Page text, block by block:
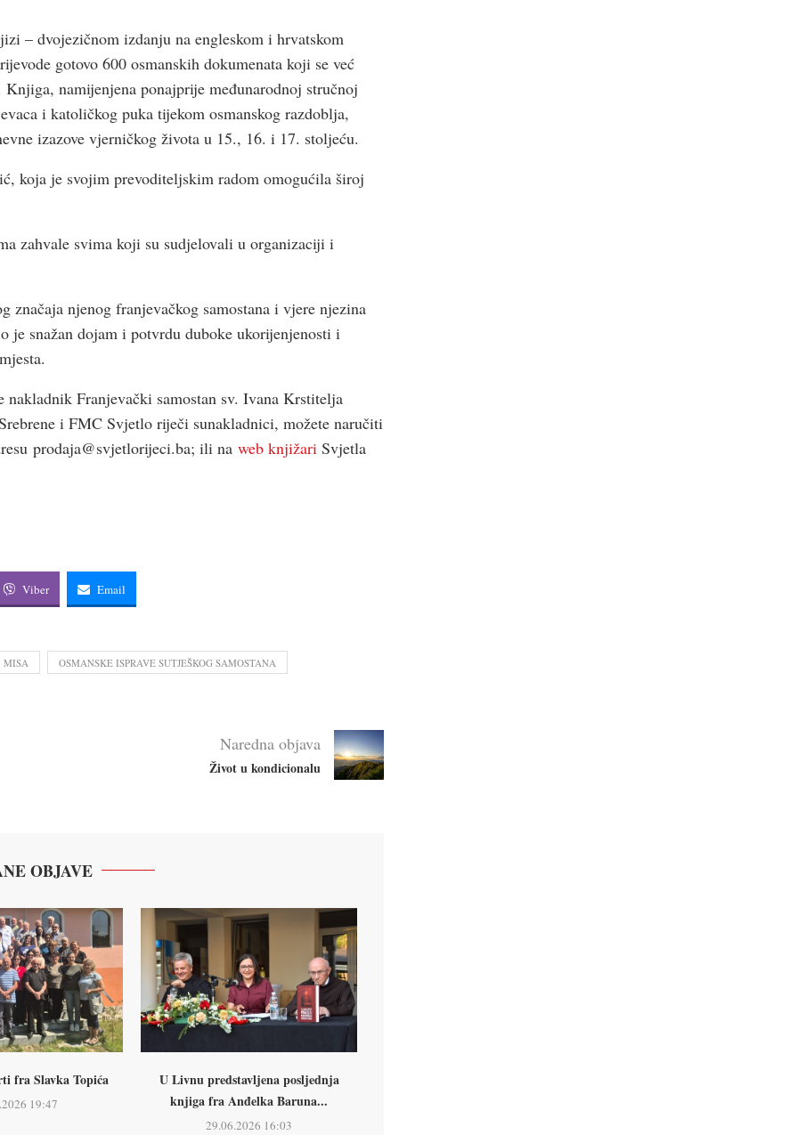
– dvojezičnom izdanju na engleskom i hrvatskom
gotovo 600 osmanskih dokumenata koji se već
namijenjena ponajprije međunarodnoj stručnoj
i katoličkog puka tijekom osmanskog razdoblja,
izazove vjerničkog života u 15., 16. i 17. stoljeću.
koja je svojim prevoditeljskim radom omogućila široj
zahvale svima koji su sudjelovali u organizaciji i
njenog franjevačkog samostana i vjere njezina
je snažan dojam i potvrdu duboke ukorijenjenosti i
nakladnik Franjevački samostan sv. Ivana Krstitelja
i FMC Svjetlo riječi sunakladnici, možete naručiti
prodaja@svjetlorijeci.ba; ili na web knjižari Svjetla
Viber Email
MISA OSMANSKE ISPRAVE SUTJEŠKOG SAMOSTANA
Naredna objava
Život u kondicionalu
OBJAVE
fra Slavka Topića
19:47
U Livnu predstavljena posljednja
knjiga fra Anđelka Baruna...
29.06.2026 16:03